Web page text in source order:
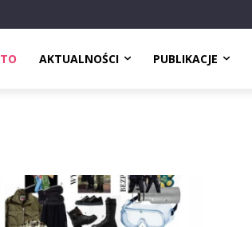
AKTUALNOŚCI PUBLIKACJE